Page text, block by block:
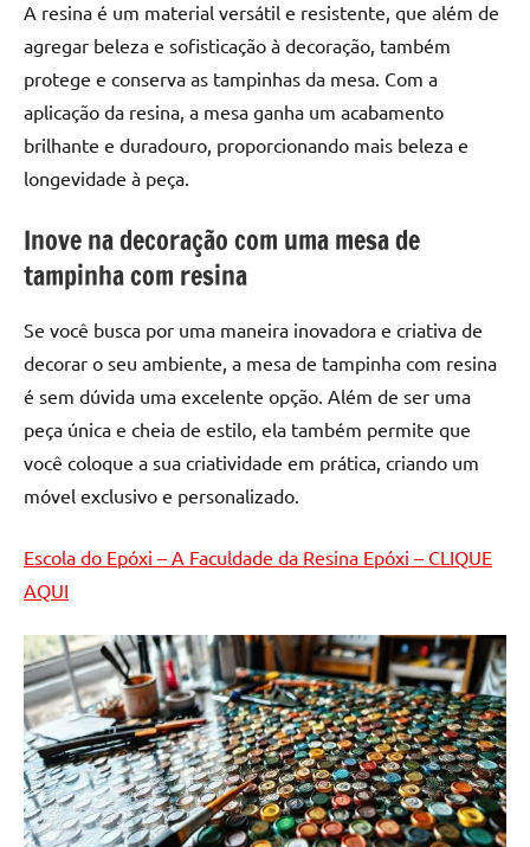
de
resinada
qualidade,
como
as
River
Tables
mesas
de
A resina é um material versátil e resistente, que além de
agregar beleza e sofisticação à decoração, também
protege e conserva as tampinhas da mesa. Com a
aplicação da resina, a mesa ganha um acabamento
brilhante e duradouro, proporcionando mais beleza e
longevidade à peça.
Inove na decoração com uma mesa de
tampinha com resina
Se você busca por uma maneira inovadora e criativa de
decorar o seu ambiente, a mesa de tampinha com resina
é sem dúvida uma excelente opção. Além de ser uma
peça única e cheia de estilo, ela também permite que
você coloque a sua criatividade em prática, criando um
móvel exclusivo e personalizado.
Escola do Epóxi – A Faculdade da Resina Epóxi – CLIQUE
AQUI